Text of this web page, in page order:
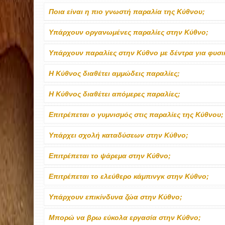
Ποια είναι η πιο γνωστή παραλία της Κύθνου;
Υπάρχουν οργανωμένες παραλίες στην Κύθνο;
Υπάρχουν παραλίες στην Κύθνο με δέντρα για
Η Κύθνος διαθέτει αμμώδεις παραλίες;
Η Κύθνος διαθέτει απόμερες παραλίες;
Επιτρέπεται ο γυμνισμός στις παραλίες της Κύθνου;
Υπάρχει σχολή καταδύσεων στην Κύθνο;
Επιτρέπεται το ψάρεμα στην Κύθνο;
Επιτρέπεται το ελεύθερο κάμπινγκ στην Κύθνο;
Υπάρχουν επικίνδυνα ζώα στην Κύθνο;
Μπορώ να βρω εύκολα εργασία στην Κύθνο;